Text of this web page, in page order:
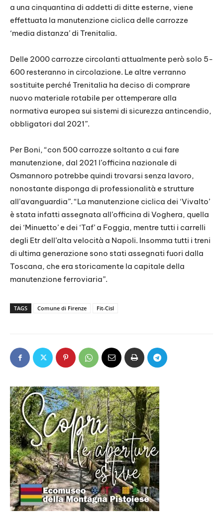
a una cinquantina di addetti di ditte esterne, viene
effettuata la manutenzione ciclica delle carrozze
‘media distanza’ di Trenitalia.
Delle 2000 carrozze circolanti attualmente però solo 5-
600 resteranno in circolazione. Le altre verranno
sostituite perché Trenitalia ha deciso di comprare
nuovo materiale rotabile per ottemperare alla
normativa europea sui sistemi di sicurezza antincendio,
obbligatori dal 2021”.
Per Boni, “con 500 carrozze soltanto a cui fare
manutenzione, dal 2021 l’officina nazionale di
Osmannoro potrebbe quindi trovarsi senza lavoro,
nonostante disponga di professionalità e strutture
all’avanguardia”. “La manutenzione ciclica dei ‘Vivalto’
è stata infatti assegnata all’officina di Voghera, quella
dei ‘Minuetto’ e dei ‘Taf’ a Foggia, mentre tutti i carrelli
degli Etr dell’alta velocità a Napoli. Insomma tutti i treni
di ultima generazione sono stati assegnati fuori dalla
Toscana, che era storicamente la capitale della
manutenzione ferroviaria”.
TAGS Comune di Firenze Fit-Cisl